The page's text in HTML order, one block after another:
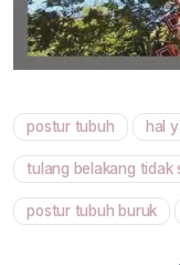
postur tubuh hal
tulang belakang tidak
postur tubuh buruk